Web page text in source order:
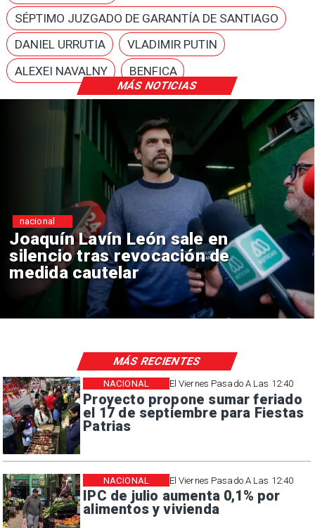
MÁS NOTICIAS
SÉPTIMO JUZGADO DE GARANTÍA DE SANTIAGO
DANIEL URRUTIA
VLADIMIR PUTIN
ALEXEI NAVALNY
BENFICA
León sale en
de
Chile y
reinicio de
consulares
nacional
El Viernes Pasado A Las 12:40
Proyecto propone sumar feriado
el 17 de septiembre para Fiestas
Patrias
NACIONAL
El Viernes Pasado A Las 12:40
IPC de julio aumenta 0,1% por
alimentos y vivienda
NACIONAL
MÁS RECIENTES